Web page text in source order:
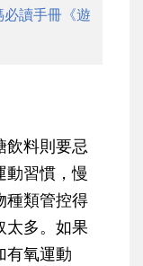
讀手冊《遊
飲料則要忌
動習慣，慢
種類管控得
太多。如果
有氧運動